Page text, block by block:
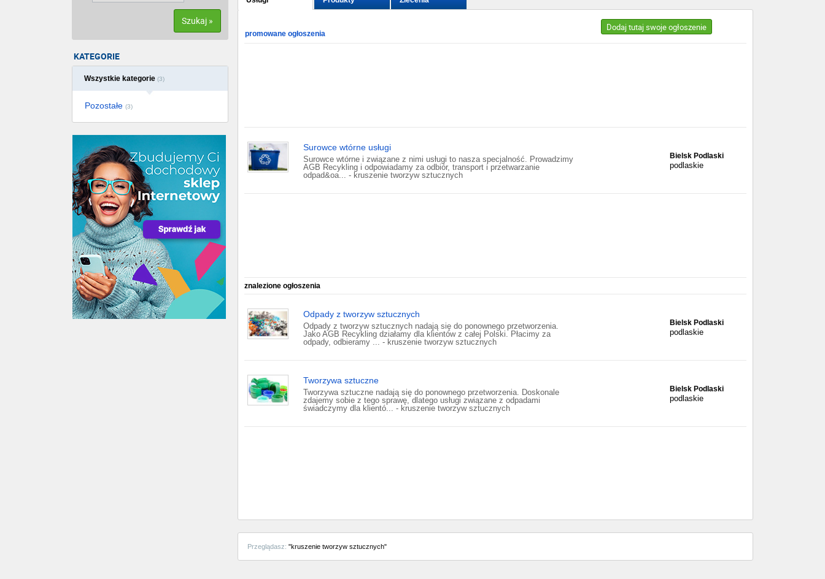
Szukaj »
KATEGORIE
Wszystkie kategorie (3)
Pozostałe (3)
Dodaj tutaj swoje ogłoszenie
promowane ogłoszenia
Surowce wtórne usługi
Surowce wtórne i związane z nimi usługi to nasza specjalność. Prowadzimy
AGB Recykling i odpowiadamy za odbiór, transport i przetwarzanie
odpad&oa... - kruszenie tworzyw sztucznych
Bielsk Podlaski
podlaskie
znalezione ogłoszenia
Odpady z tworzyw sztucznych
Odpady z tworzyw sztucznych nadają się do ponownego przetworzenia.
Jako AGB Recykling działamy dla klientów z całej Polski. Płacimy za
odpady, odbieramy ... - kruszenie tworzyw sztucznych
Bielsk Podlaski
podlaskie
Tworzywa sztuczne
Tworzywa sztuczne nadają się do ponownego przetworzenia. Doskonale
zdajemy sobie z tego sprawę, dlatego usługi związane z odpadami
świadczymy dla klientó... - kruszenie tworzyw sztucznych
Bielsk Podlaski
podlaskie
Przeglądasz: "kruszenie tworzyw sztucznych"